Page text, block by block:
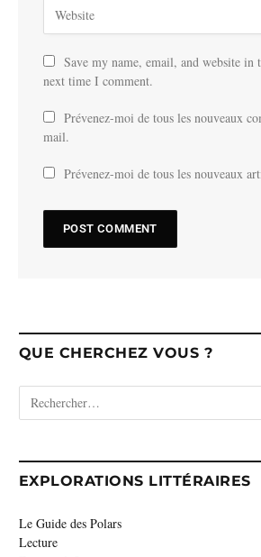
Save my name, email, and website in
next time I comment.
Prévenez-moi de tous les nouveaux
mail.
Prévenez-moi de tous les nouveaux
QUE CHERCHEZ VOUS ?
EXPLORATIONS LITTÉRAIRES
Le Guide des Polars
Lecture